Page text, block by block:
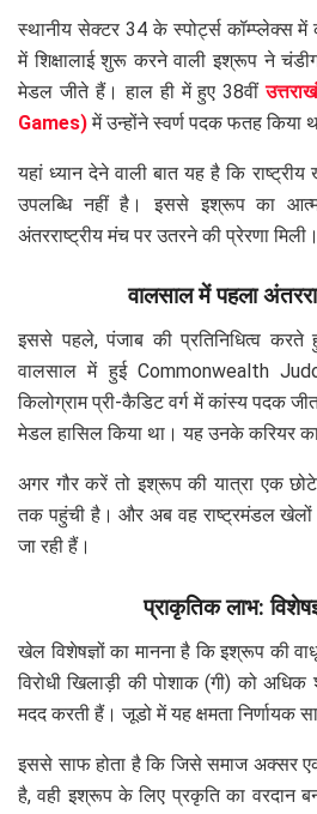
स्थानीय सेक्टर 34 के स्पोर्ट्स कॉम्प्लेक्स
में शिक्षालाई शुरू करने वाली इश्रूप ने
मेडल जीते हैं। हाल ही में हुए 38वीं
Games)में उन्होंने स्वर्ण पदक फतह किया
यहां ध्यान देने वाली बात यह है कि
उपलब्धि नहीं है। इससे इश्रूप का
अंतरराष्ट्रीय मंच पर उतरने की प्रेरणा मिली।
वालसाल में पहला
इससे पहले, पंजाब की प्रतिनिधित्व
वालसाल में हुई Commonwealth
किलोग्राम प्री-कैडिट वर्ग में कांस्य पदक
मेडल हासिल किया था। यह उनके करियर का
अगर गौर करें तो इश्रूप की यात्रा एक
तक पहुंची है। और अब वह राष्ट्रमंडल खेलों
जा रही हैं।
प्राकृतिक लाभ:
खेल विशेषज्ञों का मानना है कि इश्रूप की
विरोधी खिलाड़ी की पोशाक (गी) को
मदद करती हैं। जूडो में यह क्षमता निर्णायक
इससे साफ होता है कि जिसे समाज अक्सर एक
है, वही इश्रूप के लिए प्रकृति का वरदान